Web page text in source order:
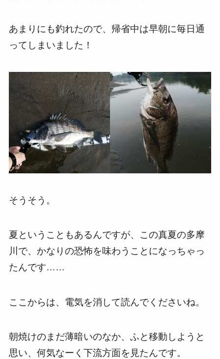
あまりにも釣れたので、帰省中は早朝に毎日通
ってしまいました！
そうそう。
夏ということもあるんですが、この真夏の多摩
川で、かなりの恐怖を味わうことになっちゃっ
たんです……
ここからは、電気を消して読んでくださいね。
朝焼けのまだ薄暗いのなか、ふと移動しようと
思い、何気なーく下流方面を見たんです。